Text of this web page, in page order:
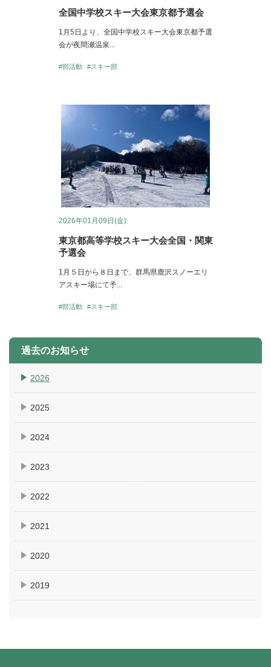
全国中学校スキー大会東京都予選会
1月5日より、全国中学校スキー大会東京都予選
会が夜間瀬温泉...
#部活動 #スキー部
2026年01月09日(金)
東京都高等学校スキー大会全国・関東
予選会
1月５日から８日まで、群馬県鹿沢スノーエリ
アスキー場にて予...
#部活動 #スキー部
過去のお知らせ
2026
2025
2024
2023
2022
2021
2020
2019